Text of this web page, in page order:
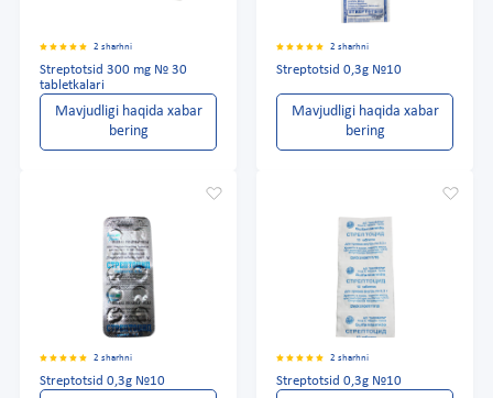
2 sharhni
Streptotsid 300 mg № 30
tabletkalari
Mavjudligi haqida xabar
bering
2 sharhni
Streptotsid 0,3g №10
Mavjudligi haqida xabar
bering
2 sharhni
Streptotsid 0,3g №10
2 sharhni
Streptotsid 0,3g №10